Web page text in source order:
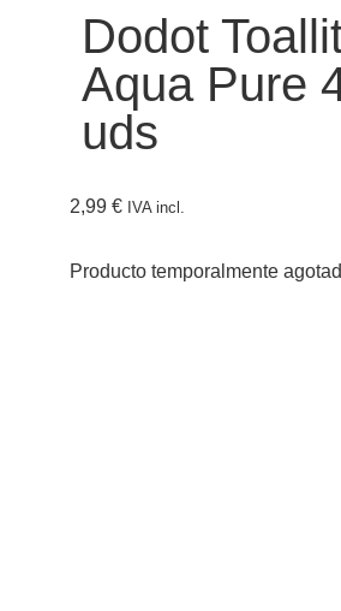
Dodot
Aqua Pure
uds
2,99 € IVA incl.
Producto temporalmente